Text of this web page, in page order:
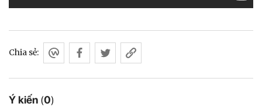
Ý kiến (0)
Chia sẻ: